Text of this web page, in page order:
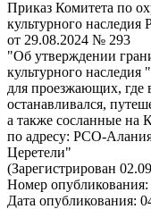
Приказ Комитета по
культурного
от 29.08.2024 № 293
"Об утверждении
культурного
для проезжающих, где
останавливался,
а также сосланные на
по адресу: РСО-
Церетели"
(Зарегистрирован
Номер опубликования:
Дата опубликования: